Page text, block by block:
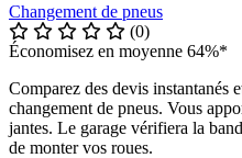
Changement de pneus
(0)
Économisez en moyenne 64%*
Comparez des devis instantanés
changement de pneus. Vous
jantes. Le garage vérifiera la
de monter vos roues.